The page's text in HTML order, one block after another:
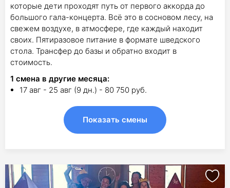
которые дети проходят путь от первого аккорда до
большого гала-концерта. Всё это в сосновом лесу, на
свежем воздухе, в атмосфере, где каждый находит
своих. Пятиразовое питание в формате шведского
стола. Трансфер до базы и обратно входит в
стоимость.
1 смена в другие месяца:
17 авг - 25 авг (9 дн.) - 80 750 руб.
Показать смены